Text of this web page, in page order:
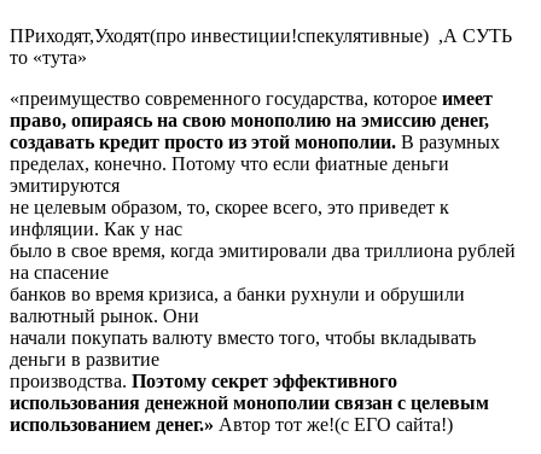
ПРиходят,Уходят(про инвестиции!спекулятивные) ,А СУТЬ
то «тута»
«преимущество современного государства, которое имеет
право, опираясь на свою монополию на эмиссию денег,
создавать кредит просто из этой монополии. В разумных
пределах, конечно. Потому что если фиатные деньги
эмитируются
не целевым образом, то, скорее всего, это приведет к
инфляции. Как у нас
было в свое время, когда эмитировали два триллиона рублей
на спасение
банков во время кризиса, а банки рухнули и обрушили
валютный рынок. Они
начали покупать валюту вместо того, чтобы вкладывать
деньги в развитие
производства. Поэтому секрет эффективного
использования денежной монополии связан с целевым
использованием денег.» Автор тот же!(с ЕГО сайта!)